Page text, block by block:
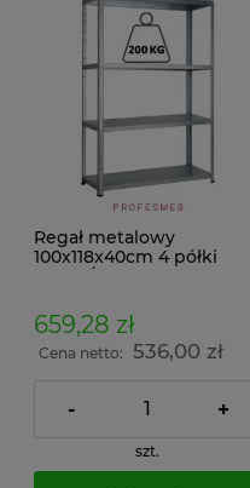
Regał metalowy
100x118x40cm 4 półki
200kg/p malowany
dokumenty w archiwum i
do magazynu
659,28 zł
Cena netto: 536,00 zł
- +
szt.